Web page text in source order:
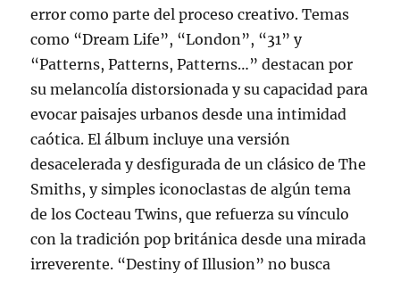
error como parte del proceso creativo. Temas
como “Dream Life”, “London”, “31” y
“Patterns, Patterns, Patterns…” destacan por
su melancolía distorsionada y su capacidad para
evocar paisajes urbanos desde una intimidad
caótica. El álbum incluye una versión
desacelerada y desfigurada de un clásico de The
Smiths, y simples iconoclastas de algún tema
de los Cocteau Twins, que refuerza su vínculo
con la tradición pop británica desde una mirada
irreverente. “Destiny of Illusion” no busca